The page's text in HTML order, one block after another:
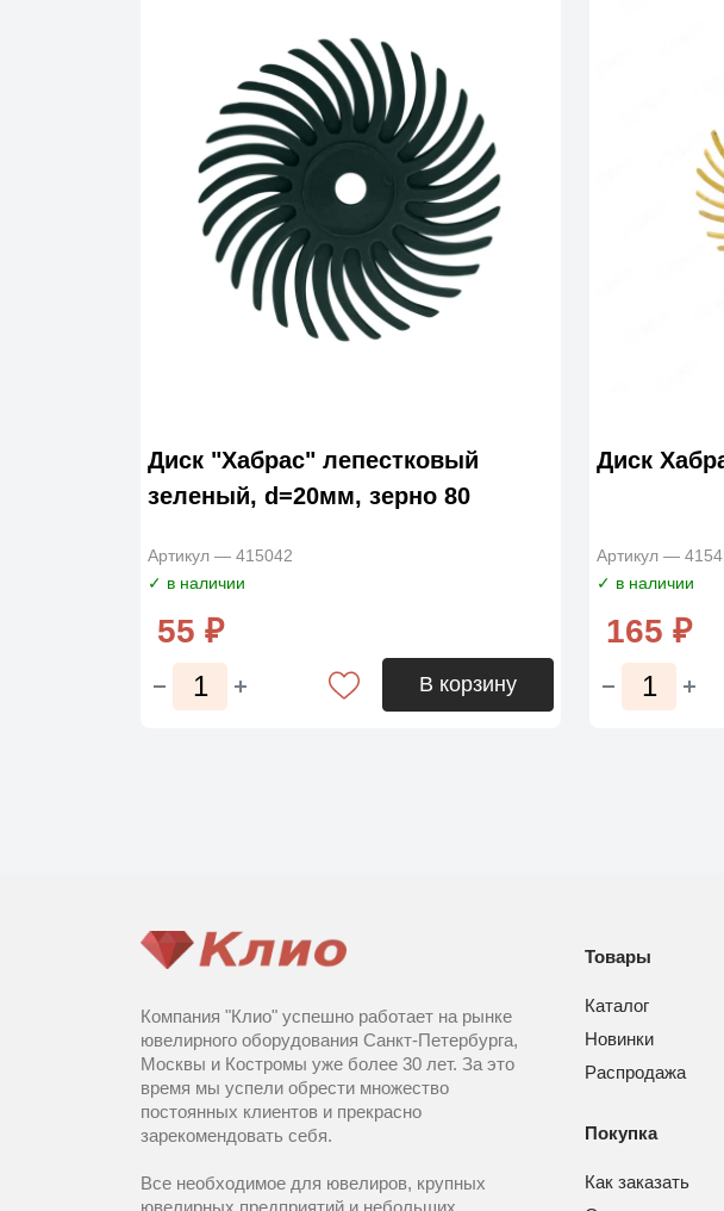
Диск "Хабрас" лепестковый
зеленый, d=20мм, зерно 80
Артикул — 415042
✓ в наличии
55 ₽
В корзину
Диск
Артикул —
✓ в наличии
165 ₽
Компания "Клио" успешно работает на рынке
ювелирного оборудования Санкт-Петербурга,
Москвы и Костромы уже более 30 лет. За это
время мы успели обрести множество
постоянных клиентов и прекрасно
зарекомендовать себя.
Все необходимое для ювелиров, крупных
Товары
Каталог
Новинки
Распродажа
Покупка
Как заказать